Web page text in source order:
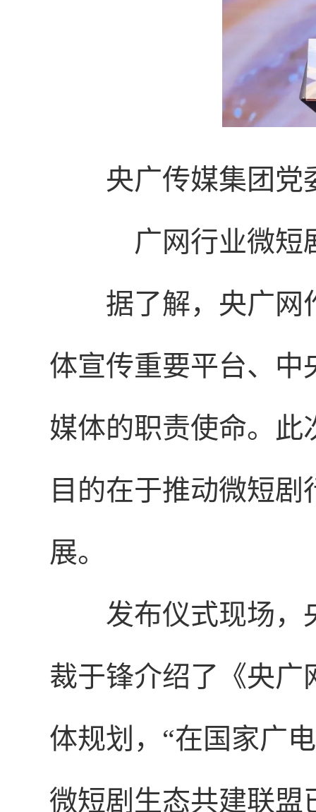
央广传媒集团 党
广网行业微短
据了解，央广网
体宣传重要平台、中
媒体的职责使命。
目的在于推动微短
展。
发布仪式现场，
裁于锋介绍了《央
体规划，“在国家广
微短剧生态共建联盟